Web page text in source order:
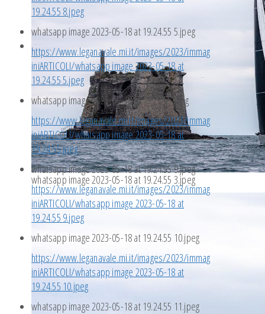
whatsapp image 2023-05-18 at 19.24.55 3.jpeg
19.24.55 8.jpeg
whatsapp image 2023-05-18 at 19.24.55 5.jpeg
https://www.leganavale.mi.it/images/2023/immag
iniARTICOLI/whatsapp image 2023-05-18 at
19.24.55 5.jpeg
whatsapp image 2023-05-18 at 19.24.55.jpeg
https://www.leganavale.mi.it/images/2023/immag
iniARTICOLI/whatsapp image 2023-05-18 at
19.24.55.jpeg
whatsapp image 2023-05-18 at 19.24.55 9.jpeg
https://www.leganavale.mi.it/images/2023/immag
iniARTICOLI/whatsapp image 2023-05-18 at
19.24.55 9.jpeg
whatsapp image 2023-05-18 at 19.24.55 10.jpeg
https://www.leganavale.mi.it/images/2023/immag
iniARTICOLI/whatsapp image 2023-05-18 at
19.24.55 10.jpeg
whatsapp image 2023-05-18 at 19.24.55 11.jpeg